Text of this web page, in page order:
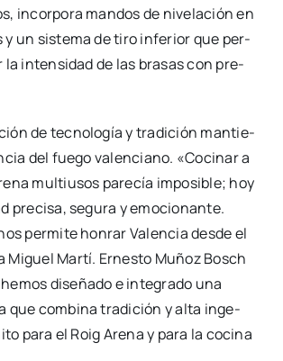
incor­po­ra man­dos de nive­la­ción en
un sis­te­ma de tiro infe­rior que per­
inten­si­dad de las bra­sas con pre­
de tec­no­lo­gía y tra­di­ción man­tie­
del fue­go valen­ciano. «Coci­nar a
mul­ti­usos pare­cía impo­si­ble; hoy
pre­ci­sa, segu­ra y emo­cio­nan­te.
per­mi­te hon­rar Valen­cia des­de el
Miguel Mar­tí. Ernes­to Muñoz Bosch
dise­ña­do e inte­gra­do una
que com­bi­na tra­di­ción y alta inge­
para el Roig Are­na y para la coci­na